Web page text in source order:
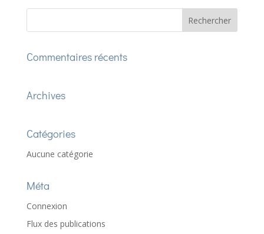
Commentaires récents
Archives
Catégories
Aucune catégorie
Méta
Connexion
Flux des publications